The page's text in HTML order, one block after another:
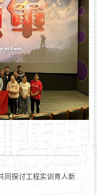
同探讨工程实训育人新